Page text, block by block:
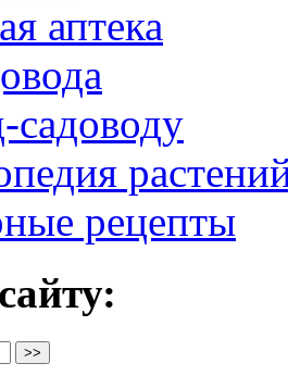
аптека
садоводу
рецепты